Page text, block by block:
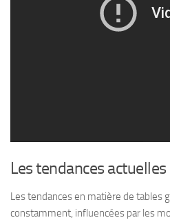
Les tendances
Les tendances en matière de tables
constamment, influencées par les